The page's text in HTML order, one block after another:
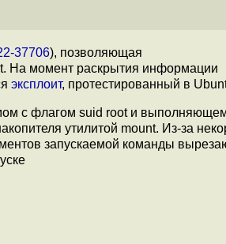
37706), позволяющая
На момент раскрытия информации
эксплоит, протестированный в
с флагом suid root и
утилитой mount. Из-за
запускаемой команды